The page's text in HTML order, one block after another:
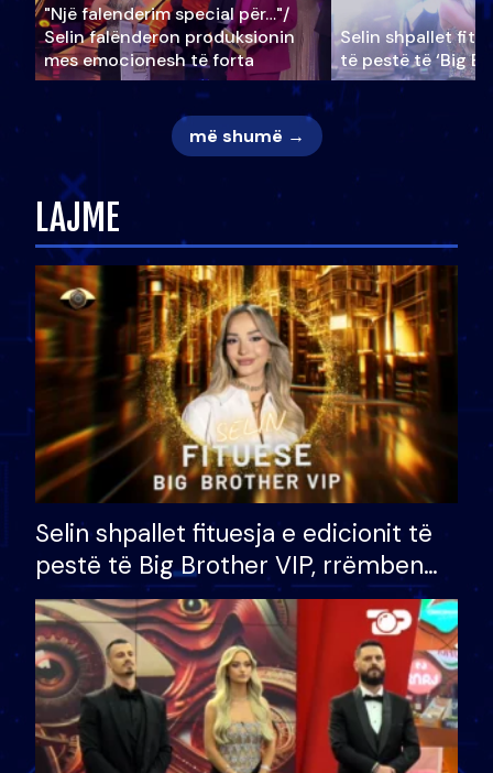
"Një falenderim special për…"/
Selin falënderon produksionin
mes emocionesh të forta
Selin shpallet
të pestë të ‘Big
më shumë →
LAJME
Selin shpallet fituesja e edicionit të
pestë të Big Brother VIP, rrëmben
çmimin e madh prej 100 mijë eurosh